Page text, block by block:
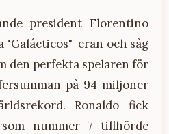
president Florentino
"Galácticos"-eran och såg
den perfekta spelaren för
på 94 miljoner
Ronaldo fick
nummer 7 tillhörde